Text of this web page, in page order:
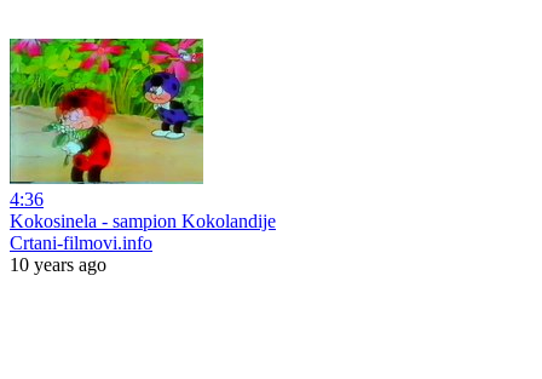
4:36
Kokosinela - sampion Kokolandije
Crtani-filmovi.info
10 years ago